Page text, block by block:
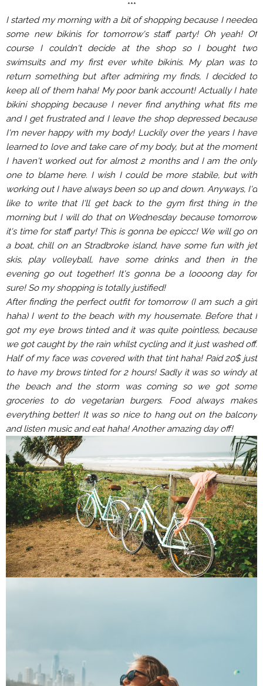
***
I started my morning with a bit of shopping because I needed
some new bikinis for tomorrow's staff party! Oh yeah! Of
course I couldn't decide at the shop so I bought two
swimsuits and my first ever white bikinis. My plan was to
return something but after admiring my finds, I decided to
keep all of them haha! My poor bank account! Actually I hate
bikini shopping because I never find anything what fits me
and I get frustrated and I leave the shop depressed because
I'm never happy with my body! Luckily over the years I have
learned to love and take care of my body, but at the moment
I haven't worked out for almost 2 months and I am the only
one to blame here. I wish I could be more stabile, but with
working out I have always been so up and down. Anyways, I'd
like to write that I'll get back to the gym first thing in the
morning but I will do that on Wednesday because tomorrow
it's time for staff party! This is gonna be epiccc! We will go on
a boat, chill on an Stradbroke island, have some fun with jet
skis, play volleyball, have some drinks and then in the
evening go out together! It's gonna be a loooong day for
sure! So my shopping is totally justified!
After finding the perfect outfit for tomorrow (I am such a girl
haha) I went to the beach with my housemate. Before that I
got my eye brows tinted and it was quite pointless, because
we got caught by the rain whilst cycling and it just washed off.
Half of my face was covered with that tint haha! Paid 20$ just
to have my brows tinted for 2 hours! Sadly it was so windy at
the beach and the storm was coming so we got some
groceries to do vegetarian burgers. Food always makes
everything better! It was so nice to hang out on the balcony
and listen music and eat haha! Another amazing day off!